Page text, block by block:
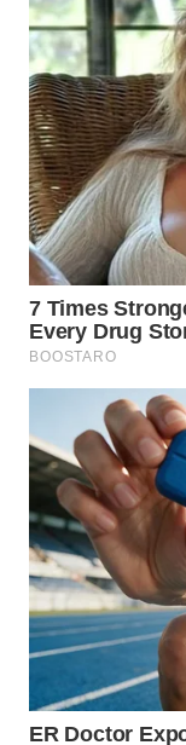
LABUHANBATU
WN
TAPANULI
TENGAH
WN DELI
SERDANG
WN
TEBING
TINGGI
PAKPAK
WN
KARAWANG
WN
BEKASI
WN
BOGOR